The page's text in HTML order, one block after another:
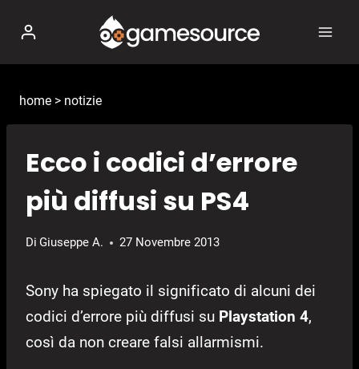
contenuto
home > notizie
Ecco i codici d’errore
più diffusi su PS4
Di Giuseppe A. 27 Novembre 2013
Sony ha spiegato il significato di alcuni dei
codici d’errore più diffusi su Playstation 4,
così da non creare falsi allarmismi.